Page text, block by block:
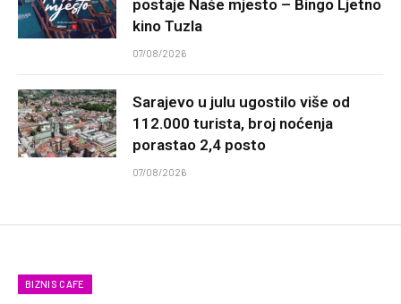
postaje Naše mjesto – Bingo Ljetno
kino Tuzla
07/08/2026
Sarajevo u julu ugostilo više od
112.000 turista, broj noćenja
porastao 2,4 posto
07/08/2026
BIZNIS CAFE